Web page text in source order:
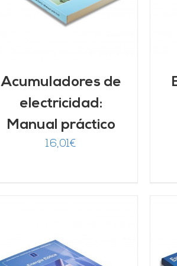
Acumuladores de
electricidad:
Manual práctico
16,01€